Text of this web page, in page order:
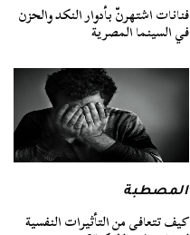
فنانات اشتهرنّ بأدوار النكد والحزن
في السينما المصرية
المصطبة
كيف تتعافى من التأثيرات النفسية